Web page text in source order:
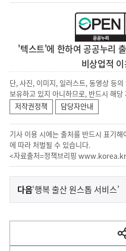
'텍스트'에 한하여 공공누리
비상업적
단, 사진, 이미지, 일러스트, 동영상 등
보유하고 있지 아니하므로, 반드시 해
저작권정책
담당자안내
기사 이용 시에는 출처를 반드시 표기해
에 따라 처벌될 수 있습니다.
<자료출처=정책브리핑 www.korea.kr
이
전
다
음
다음기
사
‘행복 출산 원스톱 서비스’